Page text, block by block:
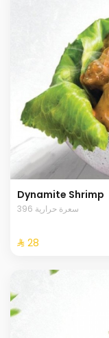
Dynamite Shrimp
396 سعرة حرارية
⁨⁦‪‬ 28⁩